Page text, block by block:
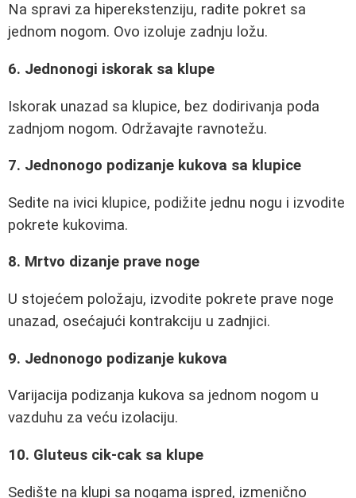
Na spravi za hiperekstenziju, radite pokret sa
jednom nogom. Ovo izoluje zadnju ložu.
6. Jednonogi iskorak sa klupe
Iskorak unazad sa klupice, bez dodirivanja poda
zadnjom nogom. Održavajte ravnotežu.
7. Jednonogo podizanje kukova sa klupice
Sedite na ivici klupice, podižite jednu nogu i izvodite
pokrete kukovima.
8. Mrtvo dizanje prave noge
U stojećem položaju, izvodite pokrete prave noge
unazad, osećajući kontrakciju u zadnjici.
9. Jednonogo podizanje kukova
Varijacija podizanja kukova sa jednom nogom u
vazduhu za veću izolaciju.
10. Gluteus cik-cak sa klupe
Sedište na klupi sa nogama ispred, izmenično